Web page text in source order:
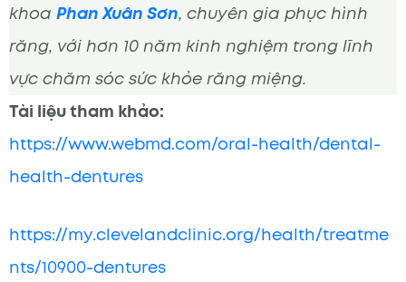
khoa Phan Xuân Sơn, chuyên gia phục hình
răng, với hơn 10 năm kinh nghiệm trong lĩnh
vực chăm sóc sức khỏe răng miệng.
Tài liệu tham khảo:
https://www.webmd.com/oral-health/dental-
health-dentures
https://my.clevelandclinic.org/health/treatme
nts/10900-dentures